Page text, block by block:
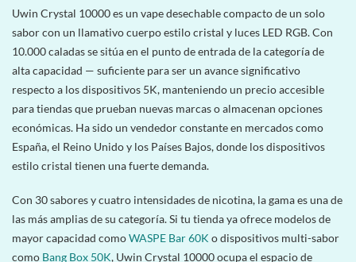
Uwin Crystal 10000 es un vape desechable compacto de un solo
sabor con un llamativo cuerpo estilo cristal y luces LED RGB. Con
10.000 caladas se sitúa en el punto de entrada de la categoría de
alta capacidad — suficiente para ser un avance significativo
respecto a los dispositivos 5K, manteniendo un precio accesible
para tiendas que prueban nuevas marcas o almacenan opciones
económicas. Ha sido un vendedor constante en mercados como
España, el Reino Unido y los Países Bajos, donde los dispositivos
estilo cristal tienen una fuerte demanda.
Con 30 sabores y cuatro intensidades de nicotina, la gama es una de
las más amplias de su categoría. Si tu tienda ya ofrece modelos de
mayor capacidad comoWASPE Bar 60K o dispositivos multi-sabor
como Bang Box 50K, Uwin Crystal 10000 ocupa el espacio de